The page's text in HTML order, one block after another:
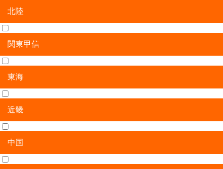
青森県
岩手県
宮城県
秋田県
山形県
福島県
北陸
新潟県
富山県
石川県
福井県
関東甲信
茨城県
栃木県
群馬県
埼玉県
千葉県
東京都
神奈川県
山梨県
長野県
東海
岐阜県
静岡県
愛知県
三重県
近畿
滋賀県
京都府
大阪府
兵庫県
奈良県
和歌山県
中国